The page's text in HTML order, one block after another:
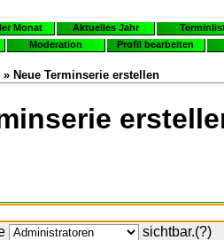
Monat Aktuelles Jahr
Moderation Profil bearbeiten
» Neue Terminserie erstellen
sichtbar.(?)